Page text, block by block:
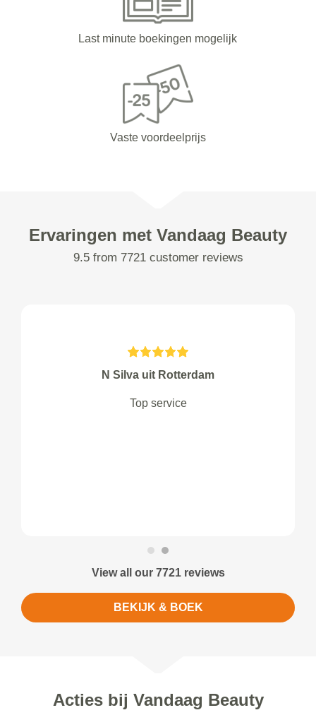
Last minute boekingen mogelijk
Vaste voordeelprijs
Ervaringen met Vandaag Beauty
9.5 from 7721 customer reviews
N Silva uit Rotterdam
Top service
View all our 7721 reviews
BEKIJK & BOEK
Acties bij Vandaag Beauty